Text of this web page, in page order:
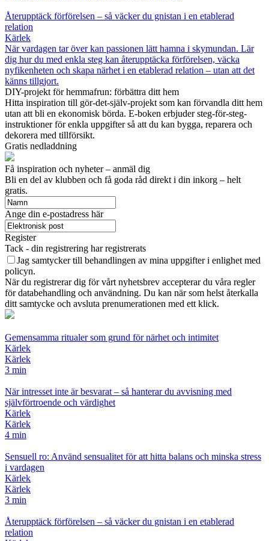
Återupptäck förförelsen – så väcker du gnistan i en etablerad
relation
Kärlek
När vardagen tar över kan passionen lätt hamna i skymundan. Lär
dig hur du med enkla steg kan återupptäcka förförelsen, väcka
nyfikenheten och skapa närhet i en etablerad relation – utan att det
känns tillgjort.
DIY-projekt för hemmafrun: förbättra ditt hem
Hitta inspiration till gör-det-själv-projekt som kan förvandla ditt hem
utan att bli en ekonomisk börda. E-boken erbjuder steg-för-steg-
instruktioner för enkla uppgifter så att du kan bygga, reparera och
dekorera med tillförsikt.
Gratis nedladdning
Få inspiration och nyheter – anmäl dig
Bli en del av klubben och få goda råd direkt i din inkorg – helt
gratis.
Ange din e-postadress här
Register
Tack - din registrering har registrerats
Jag samtycker till behandlingen av mina uppgifter i enlighet med
policyn.
När du registrerar dig för vårt nyhetsbrev accepterar du våra regler
för databehandling och användning. Du kan när som helst återkalla
ditt samtycke och avsluta prenumerationen med ett klick.
Gemensamma ritualer som grund för närhet och intimitet
Kärlek
Kärlek
3 min
När intresset inte är besvarat – så hanterar du avvisning med
självförtroende och värdighet
Kärlek
Kärlek
4 min
Sensuell ro: Använd sensualitet för att hitta balans och minska stress
i vardagen
Kärlek
Kärlek
3 min
Återupptäck förförelsen – så väcker du gnistan i en etablerad
relation